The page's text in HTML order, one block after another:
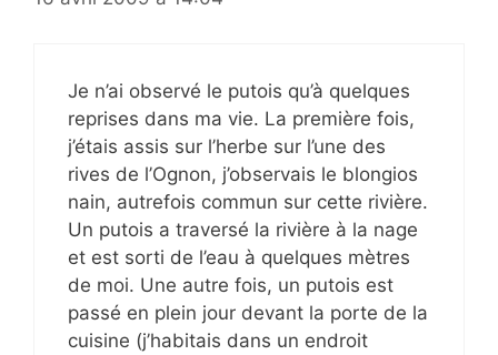
Je n’ai observé le putois qu’à quelques
reprises dans ma vie. La première fois,
j’étais assis sur l’herbe sur l’une des
rives de l’Ognon, j’observais le blongios
nain, autrefois commun sur cette rivière.
Un putois a traversé la rivière à la nage
et est sorti de l’eau à quelques mètres
de moi. Une autre fois, un putois est
passé en plein jour devant la porte de la
cuisine (j’habitais dans un endroit